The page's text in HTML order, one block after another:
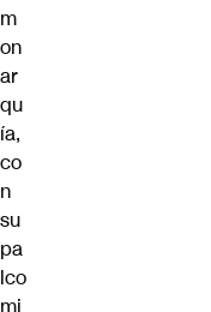
m
on
ar
qu
ía,
co
n
su
pa
lco